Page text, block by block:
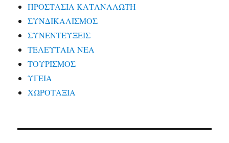
ΠΡΟΣΤΑΣΙΑ ΚΑΤΑΝΑΛΩΤΗ
ΣΥΝΔΙΚΑΛΙΣΜΟΣ
ΣΥΝΕΝΤΕΥΞΕΙΣ
ΤΕΛΕΥΤΑΙΑ ΝΕΑ
ΤΟΥΡΙΣΜΟΣ
ΥΓΕΙΑ
ΧΩΡΟΤΑΞΙΑ